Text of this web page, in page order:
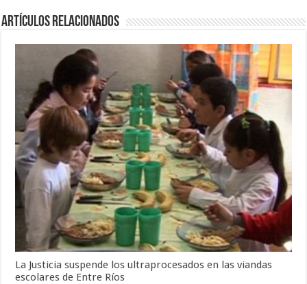
Artículos Relacionados
La Justicia suspende los ultraprocesados en las viandas
escolares de Entre Ríos